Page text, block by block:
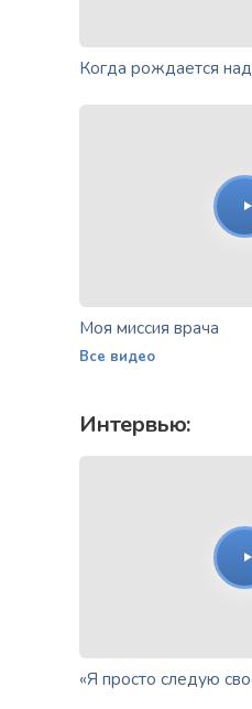
Когда рождается
Моя миссия врача
Все видео
Интервью:
«Я просто следую